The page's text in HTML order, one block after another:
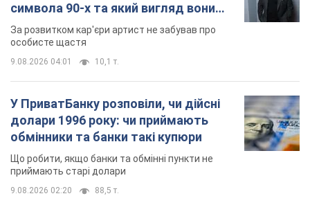
символа 90-х та який вигляд вони
мають
За розвитком кар'єри артист не забував про
особисте щастя
9.08.2026 04:01 10,1 т.
У ПриватБанку розповіли, чи дійсні
долари 1996 року: чи приймають
обмінники та банки такі купюри
Що робити, якщо банки та обмінні пункти не
приймають старі долари
9.08.2026 02:20 88,5 т.